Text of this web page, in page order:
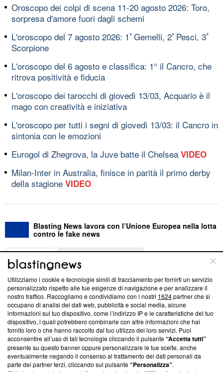
Oroscopo dei colpi di scena 11-20 agosto 2026: Toro,
sorpresa d'amore fuori dagli schemi
L'oroscopo del 7 agosto 2026: 1ﾟGemelli, 2ﾟPesci, 3ﾟ
Scorpione
L'oroscopo del 6 agosto e classifica: 1° il Cancro, che
ritrova positività e fiducia
L'oroscopo dei tarocchi di giovedì 13/03, Acquario è il
mago con creatività e iniziativa
L'oroscopo per tutti i segni di giovedì 13/03: il Cancro in
sintonia con le emozioni
Eurogol di Zhegrova, la Juve batte il Chelsea VIDEO
Milan-Inter in Australia, finisce in parità il primo derby
della stagione VIDEO
Blasting News lavora con l’Unione Europea nella lotta
contro le fake news
ABOUT
Questa sezione offre informazioni trasparenti su Blasting
News, sui nostri processi editoriali e su come ci impegniamo a
creare news di qualità. Inoltre, afferma la nostra aderenza a
‘Trust Project - News with Integrity’Blasting News non è
ancora membro del programma, ma ha richiesto di farne
parte; Trust Project non ha ancora effettuato una verifica di
conformità agli standard.
Su di noi
Utilizziamo i cookie e tecnologie simili di tracciamento per fornirti un servizio
personalizzato rispetto alle tue esigenze di navigazione e per analizzare il
nostro traffico. Raccogliamo e condividiamo con i nostri 1624partner che si
occupano di analisi dei dati web, pubblicità e social media, alcune
informazioni sul tuo dispositivo, come l’indirizzo IP e le caratteristiche del tuo
dispositivo, i quali potrebbero combinarle con altre informazioni che hai
fornito loro o che hanno raccolto dal tuo utilizzo dei loro servizi. Puoi
acconsentire all’uso di tali tecnologie cliccando il pulsante“Accetta tutti”
presente su questo banner oppure personalizzare le tue scelte, anche
eventualmente negando il consenso al trattamento dei dati personali da
parte dei partner terzi, cliccando sul pulsante“Personalizza”.